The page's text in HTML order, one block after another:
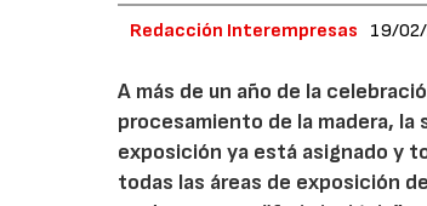
Redacción Interempresas 19/
A más de un año de la
procesamiento de la madera,
exposición ya está asignado y
todas las áreas de exposición